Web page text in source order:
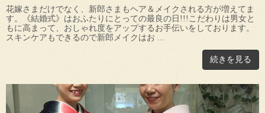
花嫁さまだけでなく、新郎さまもヘア＆メイクされる方が増えてま
す。《結婚式》はおふたりにとっての最良の日!!!こだわりは男女と
もに高まって、おしゃれ度をアップするお手伝いをしております。
スキンケアもできるので新郎メイクはお ...
続きを見る